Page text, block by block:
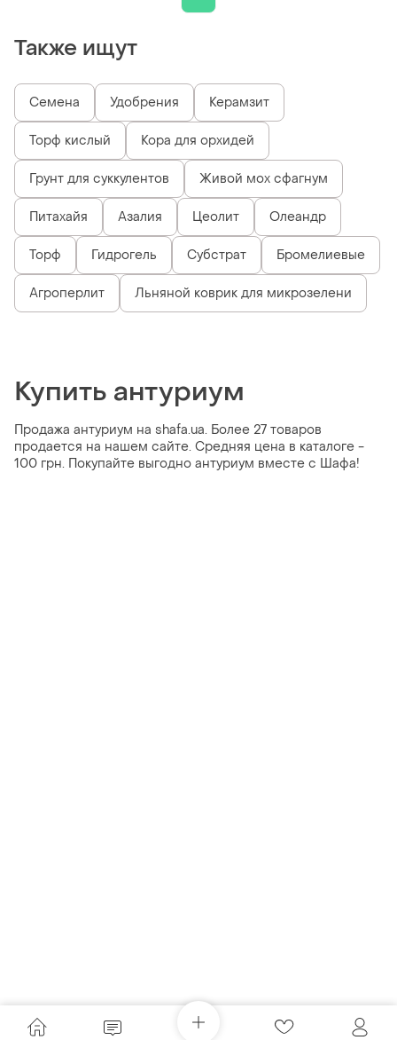
Также ищут
Семена Удобрения Керамзит
Торф кислый Кора для орхидей
Грунт для суккулентов Живой мох сфагнум
Питахайя Азалия Цеолит Олеандр
Торф Гидрогель Субстрат Бромелиевые
Агроперлит Льняной коврик для микрозелени
Купить антуриум
Продажа антуриум на shafa.ua. Более 27 товаров
продается на нашем сайте. Средняя цена в каталоге -
100 грн. Покупайте выгодно антуриум вместе с Шафа!